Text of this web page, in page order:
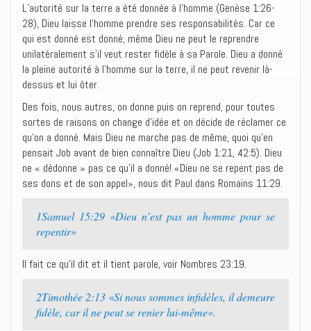
L’autorité sur la terre a été donnée à l’homme (Genèse 1:26-
28), Dieu laisse l’homme prendre ses responsabilités. Car ce
qui est donné est donné, même Dieu ne peut le reprendre
unilatéralement s’il veut rester fidèle à sa Parole. Dieu a donné
la pleine autorité à l’homme sur la terre, il ne peut revenir là-
dessus et lui ôter.
Des fois, nous autres, on donne puis on reprend, pour toutes
sortes de raisons on change d’idée et on décide de réclamer ce
qu’on a donné. Mais Dieu ne marche pas de même, quoi qu’en
pensait Job avant de bien connaître Dieu (Job 1:21, 42:5). Dieu
ne « dédonne » pas ce qu’il a donné! «Dieu ne se repent pas de
ses dons et de son appel», nous dit Paul dans Romains 11:29.
1Samuel 15:29 «Dieu n’est pas un homme pour se
repentir»
Il fait ce qu’il dit et il tient parole, voir Nombres 23:19.
2Timothée 2:13 «Si nous sommes infidèles, il demeure
fidèle, car il ne peut se renier lui-même».